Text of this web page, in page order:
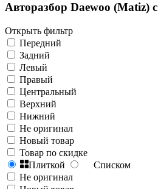
Авторазбор Daewoo (Matiz)
Открыть фильтр
Передний
Задний
Левый
Правый
Центральный
Верхний
Нижний
Не оригинал
Новый товар
Товар по скидке
Плиткой
Списком
Не оригинал